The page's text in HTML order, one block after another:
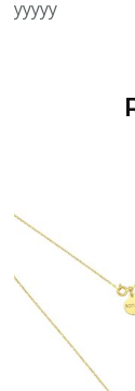
yyyyy